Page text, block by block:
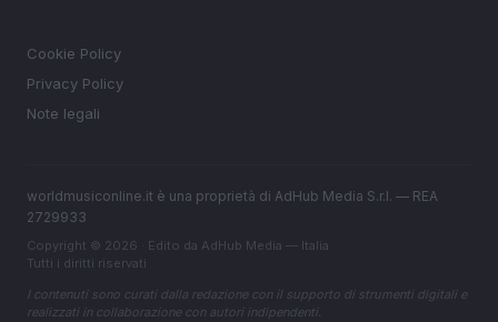
Cookie Policy
Privacy Policy
Note legali
worldmusiconline.it è una proprietà di AdHub Media S.r.l. — REA
2729933
Copyright © 2026 · Edito da AdHub Media — Italia
Tutti i diritti riservati
I contenuti sono curati dalla redazione con il supporto di strumenti digitali e
realizzati in collaborazione con autori indipendenti.